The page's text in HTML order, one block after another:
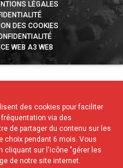
des cookies pour faciliter
via des
de partager du contenu sur les
choix pendant 6 mois. Vous
cliquant sur l'icône "gérer les
de notre site internet.
LÉGALES
DES COOKIES
WEB A3 WEB